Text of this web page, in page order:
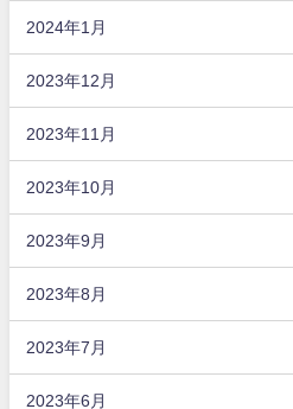
2024年1月
2023年12月
2023年11月
2023年10月
2023年9月
2023年8月
2023年7月
2023年6月